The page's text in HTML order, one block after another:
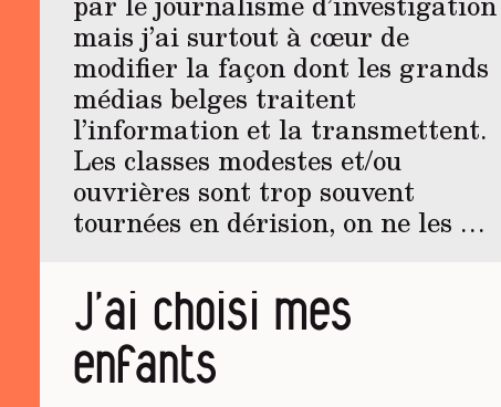
mais j’ai surtout à cœur de
modifier la façon dont les grands
médias belges traitent
l’information et la transmettent.
Les classes modestes et/ou
ouvrières sont trop souvent
tournées en dérision, on ne les …
J’ai choisi mes
enfants